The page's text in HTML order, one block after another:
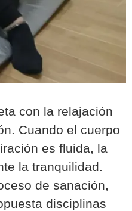
con la relajación
Cuando el cuerpo
es fluida, la
la tranquilidad.
de sanación,
disciplinas